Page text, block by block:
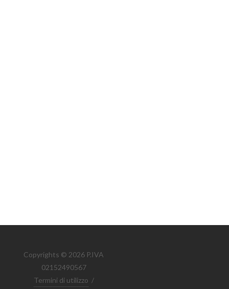
Copyrights © 2026 P.IVA
02152490567
Termini di utilizzo /